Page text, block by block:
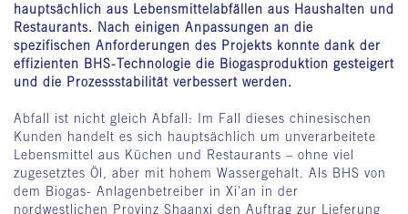
hauptsächlich aus Lebensmittelabfällen aus Haushalten und
Restaurants. Nach einigen Anpassungen an die
spezifischen Anforderungen des Projekts konnte dank der
effizienten BHS-Technologie die Biogasproduktion gesteigert
und die Prozessstabilität verbessert werden.
Abfall ist nicht gleich Abfall: Im Fall dieses chinesischen
Kunden handelt es sich hauptsächlich um unverarbeitete
Lebensmittel aus Küchen und Restaurants – ohne viel
zugesetztes Öl, aber mit hohem Wassergehalt. Als BHS von
dem Biogas- Anlagenbetreiber in Xi'an in der
nordwestlichen Provinz Shaanxi den Auftrag zur Lieferung